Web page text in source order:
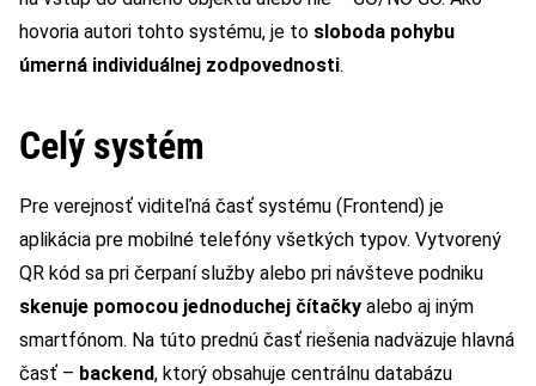
hovoria autori tohto systému, je to sloboda pohybu
úmerná individuálnej zodpovednosti.
Celý systém
Pre verejnosť viditeľná časť systému (Frontend) je
aplikácia pre mobilné telefóny všetkých typov. Vytvorený
QR kód sa pri čerpaní služby alebo pri návšteve podniku
skenuje pomocou jednoduchej čítačky alebo aj iným
smartfónom. Na túto prednú časť riešenia nadväzuje hlavná
časť – backend, ktorý obsahuje centrálnu databázu